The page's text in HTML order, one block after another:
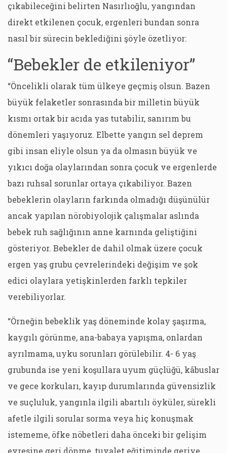
çıkabileceğini belirten Nasırlıoğlu, yangından
direkt etkilenen çocuk, ergenleri bundan sonra
nasıl bir sürecin beklediğini şöyle özetliyor:
“Bebekler de etkileniyor”
“Öncelikli olarak tüm ülkeye geçmiş olsun. Bazen
büyük felaketler sonrasında bir milletin büyük
kısmı ortak bir acıda yas tutabilir, sanırım bu
dönemleri yaşıyoruz. Elbette yangın sel deprem
gibi insan eliyle olsun ya da olmasın büyük ve
yıkıcı doğa olaylarından sonra çocuk ve ergenlerde
bazı ruhsal sorunlar ortaya çıkabiliyor. Bazen
bebeklerin olayların farkında olmadığı düşünülür
ancak yapılan nörobiyolojik çalışmalar aslında
bebek ruh sağlığının anne karnında geliştiğini
gösteriyor. Bebekler de dahil olmak üzere çocuk
ergen yaş grubu çevrelerindeki değişim ve şok
edici olaylara yetişkinlerden farklı tepkiler
verebiliyorlar.
“Örneğin bebeklik yaş döneminde kolay şaşırma,
kaygılı görünme, ana-babaya yapışma, onlardan
ayrılmama, uyku sorunları görülebilir. 4- 6 yaş
grubunda ise yeni koşullara uyum güçlüğü, kâbuslar
ve gece korkuları, kayıp durumlarında güvensizlik
ve suçluluk, yangınla ilgili abartılı öyküler, sürekli
afetle ilgili sorular sorma veya hiç konuşmak
istememe, öfke nöbetleri daha önceki bir gelişim
evresine geri dönme, tuvalet eğitiminde geriye